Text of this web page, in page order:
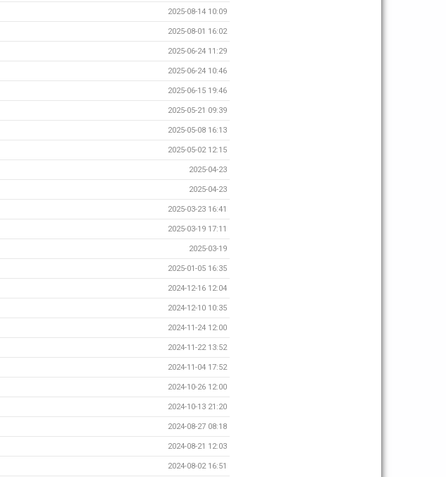
2025-08-14 10:09
2025-08-01 16:02
2025-06-24 11:29
2025-06-24 10:46
2025-06-15 19:46
2025-05-21 09:39
2025-05-08 16:13
2025-05-02 12:15
2025-04-23
2025-04-23
2025-03-23 16:41
2025-03-19 17:11
2025-03-19
2025-01-05 16:35
2024-12-16 12:04
2024-12-10 10:35
2024-11-24 12:00
2024-11-22 13:52
2024-11-04 17:52
2024-10-26 12:00
2024-10-13 21:20
2024-08-27 08:18
2024-08-21 12:03
2024-08-02 16:51